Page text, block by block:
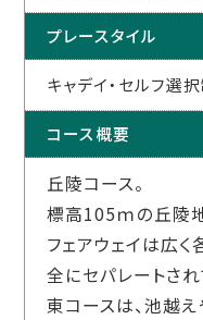
プレースタイル
キャデイ・セルフ選
コース概要
丘陵コース。
標高105ｍの丘陵
フェアウェイは広
全にセパレートさ
東コースは、池越